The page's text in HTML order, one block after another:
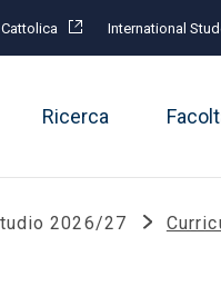
International
Ricerca
2026/27